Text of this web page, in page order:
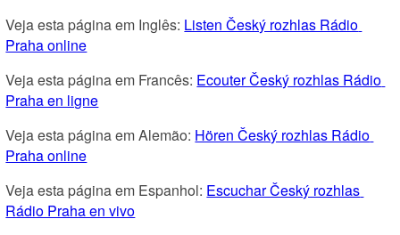
Veja esta página em Inglês: Listen Český rozhlas Rádio
Praha online
Veja esta página em Francês: Ecouter Český rozhlas Rádio
Praha en ligne
Veja esta página em Alemão: Hören Český rozhlas Rádio
Praha online
Veja esta página em Espanhol: Escuchar Český rozhlas
Rádio Praha en vivo